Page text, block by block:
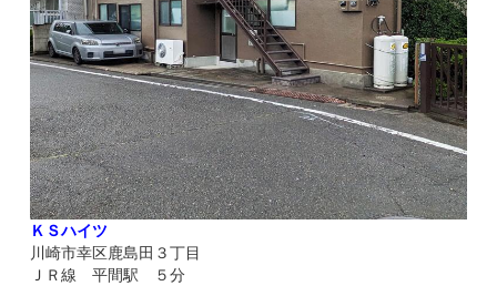
ＫＳハイツ
川崎市幸区鹿島田３丁目
ＪＲ線 平間駅 ５分